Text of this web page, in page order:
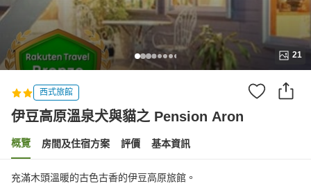
21
西式旅館
伊豆高原溫泉犬與貓之 Pension Aron
概覽 房間及住宿方案 評價 基本資訊
充滿木頭溫暖的古色古香的伊豆高原旅館。